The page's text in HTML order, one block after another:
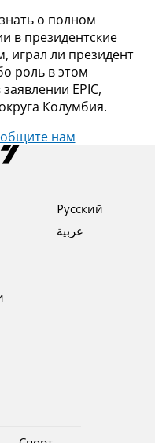
о полном
в президентские
играл ли президент
роль в этом
EPIC,
Колумбия.
нам
Pусский
عربية